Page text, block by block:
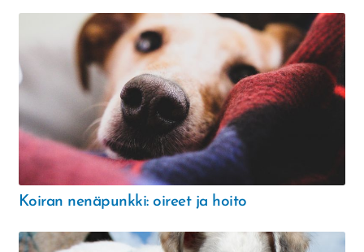
Koiran nenäpunkki: oireet ja hoito